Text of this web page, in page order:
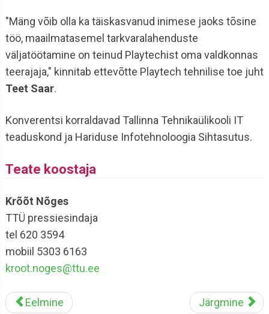
"Mäng võib olla ka täiskasvanud inimese jaoks tõsine
töö, maailmatasemel tarkvaralahenduste
väljatöötamine on teinud Playtechist oma valdkonnas
teerajaja," kinnitab ettevõtte Playtech tehnilise toe juht
Teet Saar.
Konverentsi korraldavad Tallinna Tehnikaülikooli IT
teaduskond ja Hariduse Infotehnoloogia Sihtasutus.
Teate koostaja
Krõõt Nõges
TTÜ pressiesindaja
tel 620 3594
mobiil 5303 6163
kroot.noges@ttu.ee
Eelmine Järgmine